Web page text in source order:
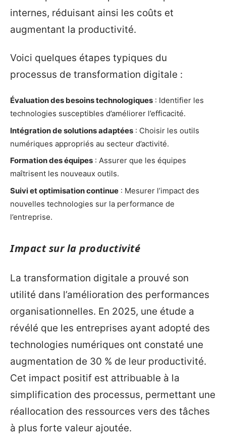
internes, réduisant ainsi les coûts et
augmentant la productivité.
Voici quelques étapes typiques du
processus de transformation digitale :
Évaluation des besoins technologiques : Identifier les
technologies susceptibles d’améliorer l’efficacité.
Intégration de solutions adaptées : Choisir les outils
numériques appropriés au secteur d’activité.
Formation des équipes : Assurer que les équipes
maîtrisent les nouveaux outils.
Suivi et optimisation continue : Mesurer l’impact des
nouvelles technologies sur la performance de
l’entreprise.
Impact sur la productivité
La transformation digitale a prouvé son
utilité dans l’amélioration des performances
organisationnelles. En 2025, une étude a
révélé que les entreprises ayant adopté des
technologies numériques ont constaté une
augmentation de 30 % de leur productivité.
Cet impact positif est attribuable à la
simplification des processus, permettant une
réallocation des ressources vers des tâches
à plus forte valeur ajoutée.